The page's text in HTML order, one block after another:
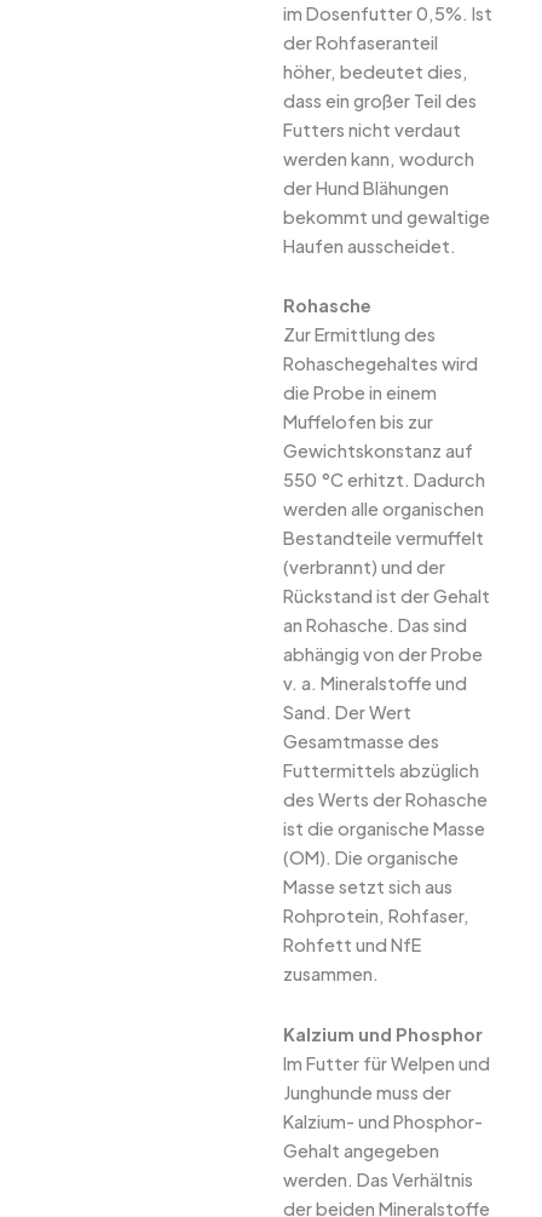
im Dosenfutter 0,5%. Ist
der Rohfaseranteil
höher, bedeutet dies,
dass ein großer Teil des
Futters nicht verdaut
werden kann, wodurch
der Hund Blähungen
bekommt und gewaltige
Haufen ausscheidet.
Rohasche
Zur Ermittlung des
Rohaschegehaltes wird
die Probe in einem
Muffelofen bis zur
Gewichtskonstanz auf
550 °C erhitzt. Dadurch
werden alle organischen
Bestandteile vermuffelt
(verbrannt) und der
Rückstand ist der Gehalt
an Rohasche. Das sind
abhängig von der Probe
v. a. Mineralstoffe und
Sand. Der Wert
Gesamtmasse des
Futtermittels abzüglich
des Werts der Rohasche
ist die organische Masse
(OM). Die organische
Masse setzt sich aus
Rohprotein, Rohfaser,
Rohfett und NfE
zusammen.
Kalzium und Phosphor
Im Futter für Welpen und
Junghunde muss der
Kalzium- und Phosphor-
Gehalt angegeben
werden. Das Verhältnis
der beiden Mineralstoffe